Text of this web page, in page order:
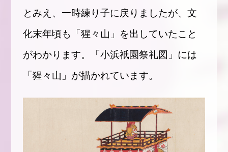
とみえ、一時練り子に戻りましたが、文
化末年頃も「猩々山」を出していたこと
がわかります。「小浜祇園祭礼図」には
「猩々山」が描かれています。